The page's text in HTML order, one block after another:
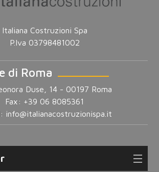
Italiana Costruzioni Spa
P.Iva 03798481002
di Roma
Duse, 14 - 00197 Roma
Fax: +39 06 8085361
info@italianacostruzionispa.it